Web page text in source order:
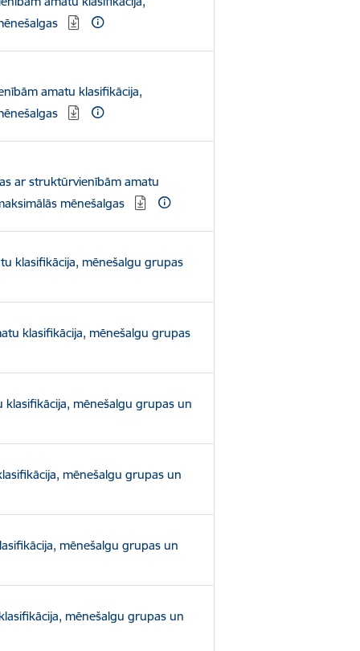
amatu klasifikācija,
ar struktūrvienībām amatu
mēnešalgas
klasifikācija, mēnešalgu grupas
klasifikācija, mēnešalgu grupas
mēnešalgu grupas un
mēnešalgu grupas un
mēnešalgu grupas un
mēnešalgu grupas un